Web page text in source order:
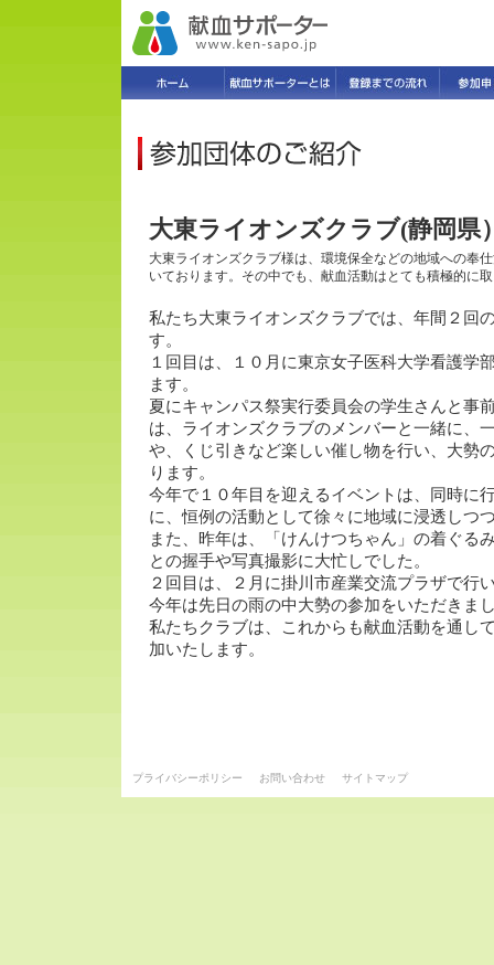
大東ライオンズクラブ(静岡県
大東ライオンズクラブ様は、環境保全などの地域への奉
いております。その中でも、献血活動はとても積極的に
私たち大東ライオンズクラブでは、年間２回
す。
１回目は、１０月に東京女子医科大学看護学
ます。
夏にキャンパス祭実行委員会の学生さんと事
は、ライオンズクラブのメンバーと一緒に、
や、くじ引きなど楽しい催し物を行い、大勢
ります。
今年で１０年目を迎えるイベントは、同時に
に、恒例の活動として徐々に地域に浸透しつ
また、昨年は、「けんけつちゃん」の着ぐる
との握手や写真撮影に大忙しでした。
２回目は、２月に掛川市産業交流プラザで行
今年は先日の雨の中大勢の参加をいただきま
私たちクラブは、これからも献血活動を通し
加いたします。
プライバシーポリシー お問い合わせ サイトマップ